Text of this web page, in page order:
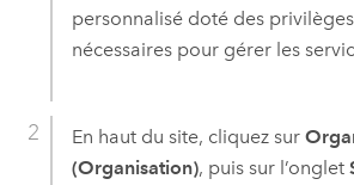
personnalisé doté des
nécessaires pour gérer les
En haut du site, cliquez sur
(Organisation), puis sur l’onglet